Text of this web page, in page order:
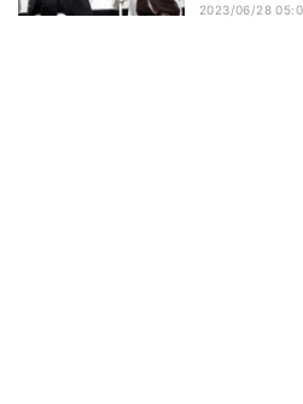
2023/06/28